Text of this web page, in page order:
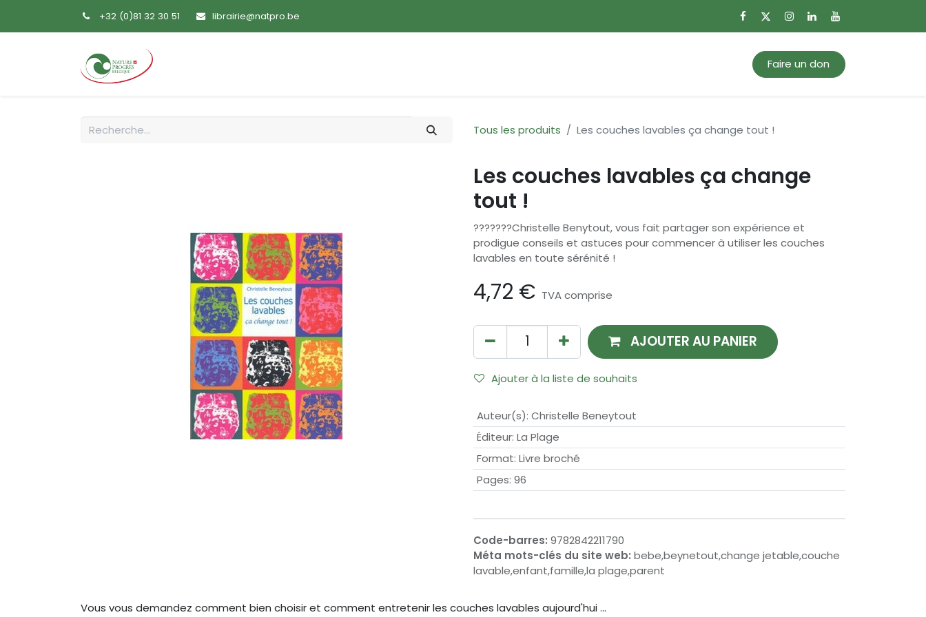
+32 (0)81 32 30 51 librairie@natpro.be
Faire un don
Tous les produits Les couches lavables ça change tout !
Les couches lavables ça change
tout !
???????Christelle Benytout, vous fait partager son expérience et
prodigue conseils et astuces pour commencer à utiliser les couches
lavables en toute sérénité !
4,72 € TVA comprise
AJOUTER AU PANIER
Ajouter à la liste de souhaits
Auteur(s): Christelle Beneytout
Éditeur: La Plage
Format: Livre broché
Pages: 96
Code-barres: 9782842211790
Méta mots-clés du site web: bebe,beynetout,change jetable,couche
lavable,enfant,famille,la plage,parent
Vous vous demandez comment bien choisir et comment entretenir les couches lavables aujourd'hui ...